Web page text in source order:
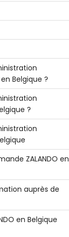
Belgique ?
?
ZALANDO en
auprès de
en Belgique